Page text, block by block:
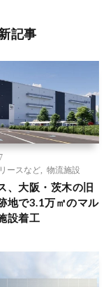
記事
ースなど
物流施設
、大阪・茨木の旧
地で3.1万㎡のマル
設着工